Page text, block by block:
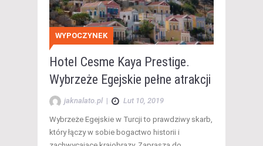
WYPOCZYNEK
Hotel Cesme Kaya Prestige.
Wybrzeże Egejskie pełne atrakcji
jaknalato.pl | Lut 10, 2019
Wybrzeże Egejskie w Turcji to prawdziwy skarb,
który łączy w sobie bogactwo historii i